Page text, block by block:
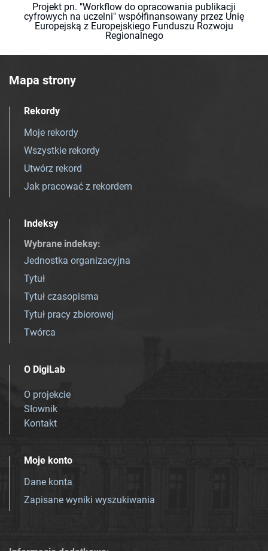
Projekt pn. "Workflow do opracowania publikacji
cyfrowych na uczelni" współfinansowany przez Unię
Europejską z Europejskiego Funduszu Rozwoju
Regionalnego
Mapa strony
Rekordy
Moje rekordy
Wszystkie rekordy
Utwórz rekord
Jak pracować z rekordem
Indeksy
Wybrane indeksy:
Jednostka organizacyjna
Tytuł
Tytuł czasopisma
Tytuł pracy zbiorowej
Twórca
O DigiLab
O projekcie
Słownik
Kontakt
Moje konto
Dane konta
Zapisane wyniki wyszukiwania